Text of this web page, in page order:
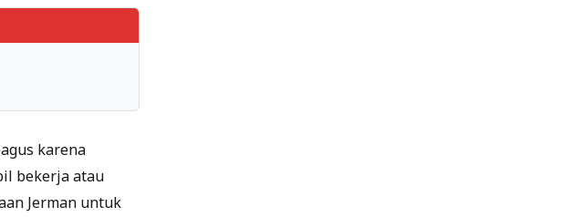
karena
bekerja atau
Jerman untuk